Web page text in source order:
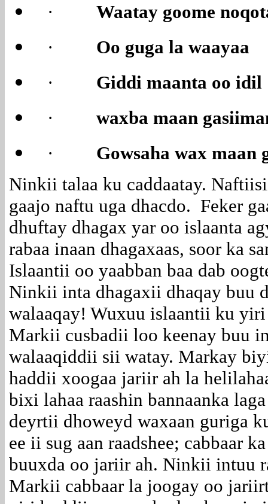
·
Waatay goome
·
Oo guga la waayaa
·
Giddi maanta oo idil
·
waxba maan
·
Gowsaha wax maan
Ninkii talaa ku caddaatay.
gaajo naftu uga dhacdo. Feker
dhuftay dhagax yar oo islaanta
rabaa inaan dhagaxaas, soor ka
Islaantii oo yaabban baa dab
Ninkii inta dhagaxii dhaqay buu
walaaqay! Wuxuu islaantii ku
Markii cusbadii loo keenay buu
walaaqiddii sii watay. Markay
haddii xoogaa jariir ah la
bixi lahaa raashin bannaanka
deyrtii dhoweyd waxaan guriga
ee ii sug aan raadshee; cabbaar
buuxda oo jariir ah. Ninkii intuu
Markii cabbaar la joogay oo